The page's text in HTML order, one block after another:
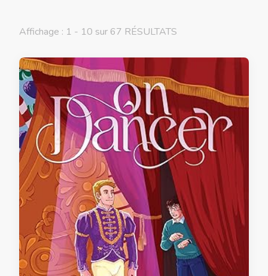
Affichage : 1 - 10 sur 67 RÉSULTATS